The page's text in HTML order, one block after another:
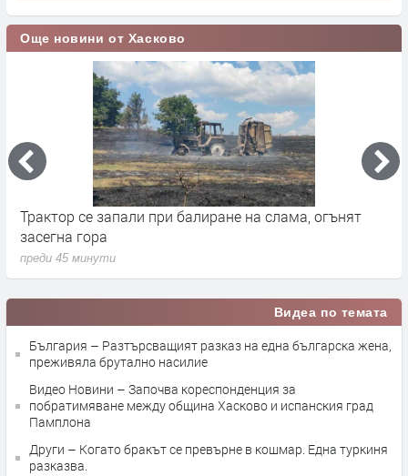
Още новини от Хасково
огънят
Вярващи в Хасково посрещнаха
Господне с освещаване на първото грозде
преди 2 часа
Видеа по темата
България – Разтърсващият разказ на една българска жена,
преживяла брутално насилие
Видео Новини – Започва кореспонденция за
побратимяване между община Хасково и испанския град
Памплона
Други – Когато бракът се превърне в кошмар. Една туркиня
разказва.